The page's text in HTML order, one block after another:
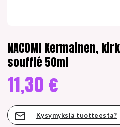
NACOMI Kermainen,
soufflé 50ml
11,30 €
Kysymyksiä tuotteesta?